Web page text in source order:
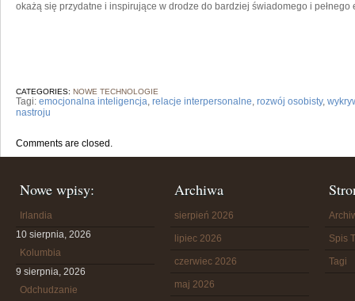
okażą się przydatne i inspirujące w drodze do bardziej świadomego i pełnego
CATEGORIES: NOWE TECHNOLOGIE
Tagi: emocjonalna inteligencja, relacje interpersonalne, rozwój osobisty,
nastroju
Comments are closed.
Nowe wpisy:
Irlandia
10 sierpnia, 2026
Kolumbia
9 sierpnia, 2026
Odchudzanie
Archiwa
sierpień 2026
lipiec 2026
czerwiec 2026
maj 2026
Spis
Tagi